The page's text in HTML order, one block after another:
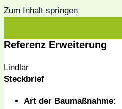
Zum Inhalt springen
Referenz Erweiterung
Lindlar
Steckbrief
Art der Baumaßnahme: